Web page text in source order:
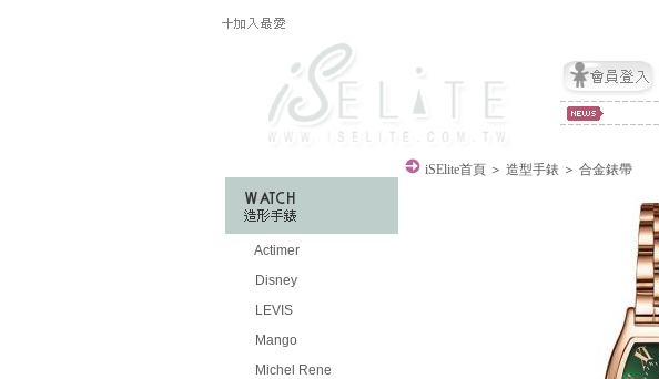
Actimer
Disney
LEVIS
Mango
Michel Rene
iSElite首頁 ＞ 造型手錶 ＞ 合金錶帶